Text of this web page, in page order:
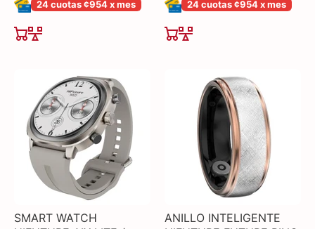
24 cuotas ¢954 x mes 24 cuotas ¢954 x mes
SMART WATCH
ANILLO INTELIGENTE